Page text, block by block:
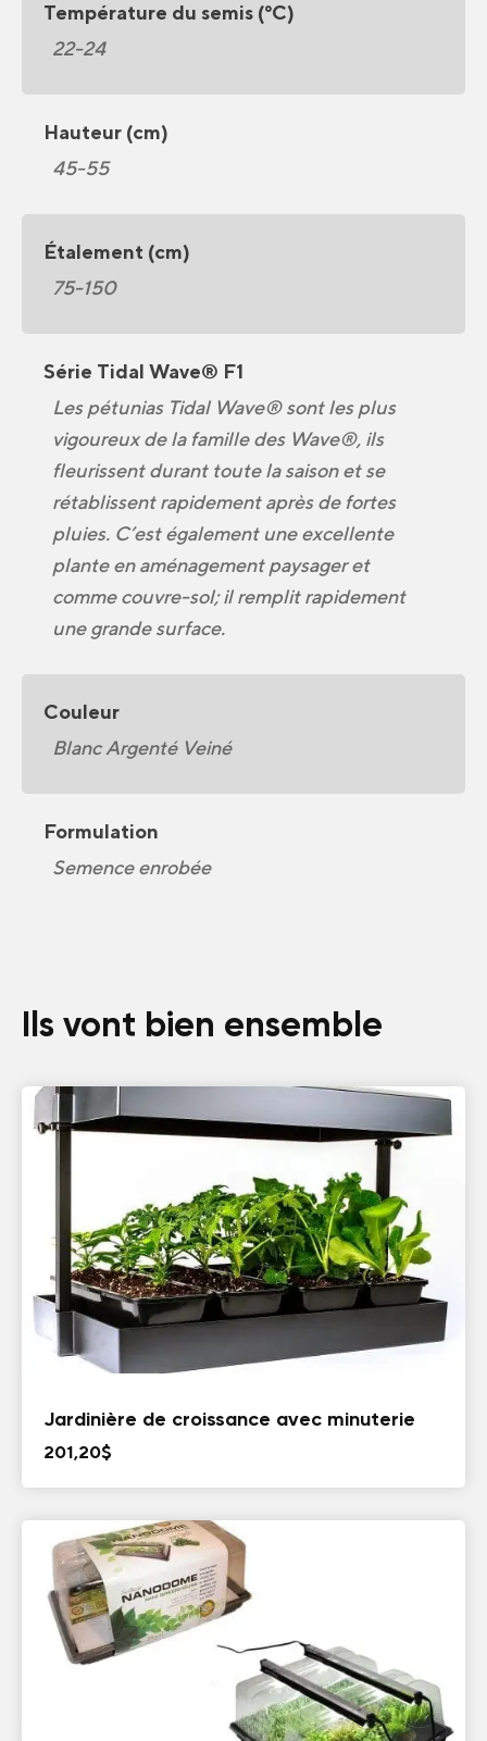
Température du semis (°C)
22-24
Hauteur (cm)
45-55
Étalement (cm)
75-150
Série Tidal Wave® F1
Les pétunias Tidal Wave® sont les plus
vigoureux de la famille des Wave®, ils
fleurissent durant toute la saison et se
rétablissent rapidement après de fortes
pluies. C’est également une excellente
plante en aménagement paysager et
comme couvre-sol; il remplit rapidement
une grande surface.
Couleur
Blanc Argenté Veiné
Formulation
Semence enrobée
Ils vont bien ensemble
Jardinière de croissance avec minuterie
201,20$